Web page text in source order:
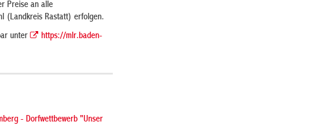
Preise an alle
(Landkreis Rastatt) erfolgen.
unter
https://mlr.baden-
- Dorfwettbewerb "Unser